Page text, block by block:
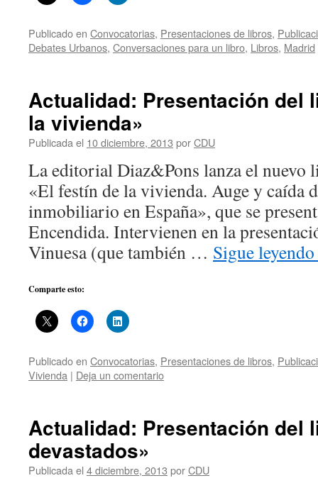
Publicado en Convocatorias, Presentaciones de libros,
Debates Urbanos, Conversaciones para un libro, Libros, Madrid
Actualidad: Presentación del
la vivienda»
Publicada el 10 diciembre, 2013 porCDU
La editorial Diaz&Pons lanza el nuevo
«El festín de la vivienda. Auge y caída
inmobiliario en España», que se
Encendida. Intervienen en la
Vinuesa (que también … Sigue leyendo
Comparte esto:
Publicado en Convocatorias, Presentaciones de libros,
Vivienda | Deja un comentario
Actualidad: Presentación del
devastados»
Publicada el 4 diciembre, 2013 porCDU